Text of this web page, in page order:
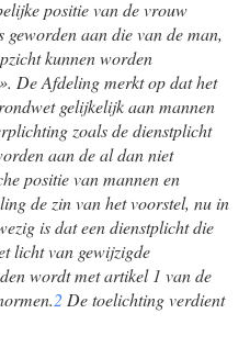
positie van de vrouw
aan die van de man,
kunnen worden
De Afdeling merkt op dat het
gelijkelijk aan mannen
zoals de dienstplicht
aan de al dan niet
positie van mannen en
de zin van het voorstel, nu in
is dat een dienstplicht die
licht van gewijzigde
wordt met artikel 1 van de
2 De toelichting verdient